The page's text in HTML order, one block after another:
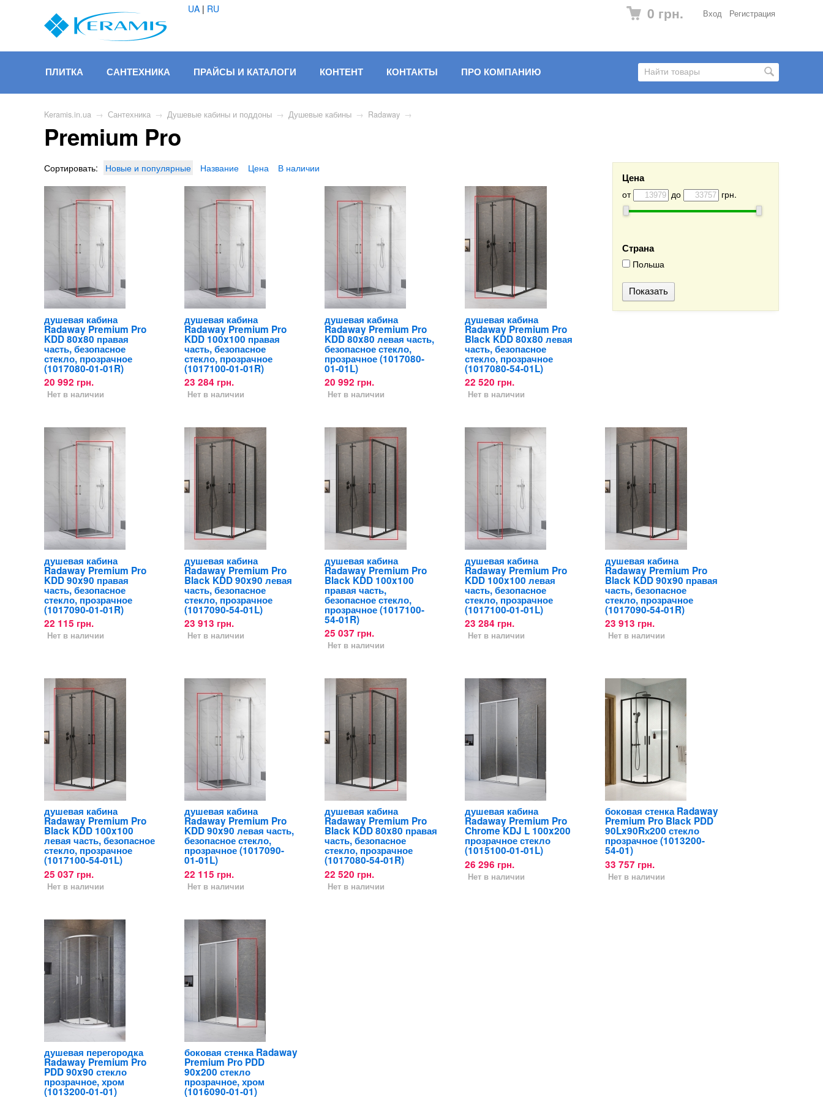
Вход Регистрация
0 грн.
UA | RU
ПЛИТКА САНТЕХНИКА ПРАЙСЫ И КАТАЛОГИ КОНТЕНТ КОНТАКТЫ ПРО КОМПАНИЮ
Keramis.in.ua → Сантехника → Душевые кабины и поддоны → Душевые кабины → Radaway →
Premium Pro
Цена
от до грн.
Страна
Польша
Сортировать: Новые и популярные Название Цена В наличии
душевая кабина
Radaway Premium Pro
KDD 80x80 правая
часть, безопасное
стекло, прозрачное
(1017080-01-01R)
20 992 грн.
Нет в наличии
душевая кабина
Radaway Premium Pro
KDD 100x100 правая
часть, безопасное
стекло, прозрачное
(1017100-01-01R)
23 284 грн.
Нет в наличии
душевая кабина
Radaway Premium Pro
KDD 80x80 левая часть,
безопасное стекло,
прозрачное (1017080-
01-01L)
20 992 грн.
Нет в наличии
душевая кабина
Radaway Premium Pro
Black KDD 80x80 левая
часть, безопасное
стекло, прозрачное
(1017080-54-01L)
22 520 грн.
Нет в наличии
душевая кабина
Radaway Premium Pro
KDD 90x90 правая
часть, безопасное
стекло, прозрачное
(1017090-01-01R)
22 115 грн.
Нет в наличии
душевая кабина
Radaway Premium Pro
Black KDD 90x90 левая
часть, безопасное
стекло, прозрачное
(1017090-54-01L)
23 913 грн.
Нет в наличии
душевая кабина
Radaway Premium Pro
Black KDD 100x100
правая часть,
безопасное стекло,
прозрачное (1017100-
54-01R)
25 037 грн.
Нет в наличии
душевая кабина
Radaway Premium Pro
KDD 100x100 левая
часть, безопасное
стекло, прозрачное
(1017100-01-01L)
23 284 грн.
Нет в наличии
душевая кабина
Radaway Premium Pro
Black KDD 90x90 правая
часть, безопасное
стекло, прозрачное
(1017090-54-01R)
23 913 грн.
Нет в наличии
душевая кабина
Radaway Premium Pro
Black KDD 100x100
левая часть, безопасное
стекло, прозрачное
(1017100-54-01L)
25 037 грн.
Нет в наличии
душевая кабина
Radaway Premium Pro
KDD 90x90 левая часть,
безопасное стекло,
прозрачное (1017090-
01-01L)
22 115 грн.
Нет в наличии
душевая кабина
Radaway Premium Pro
Black KDD 80x80 правая
часть, безопасное
стекло, прозрачное
(1017080-54-01R)
22 520 грн.
Нет в наличии
душевая кабина
Radaway Premium Pro
Chrome KDJ L 100x200
прозрачное стекло
(1015100-01-01L)
26 296 грн.
Нет в наличии
боковая стенка Radaway
Premium Pro Black PDD
90Lx90Rх200 стекло
прозрачное (1013200-
54-01)
33 757 грн.
Нет в наличии
душевая перегородка
Radaway Premium Pro
PDD 90x90 стекло
прозрачное, хром
(1013200-01-01)
боковая стенка Radaway
Premium Pro PDD
90x200 стекло
прозрачное, хром
(1016090-01-01)